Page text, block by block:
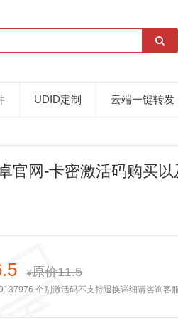
UDID定制 云端一键转发
官网-卡密激活码购买
¥原价11.5
个别激活码不支持退换详细请咨询客